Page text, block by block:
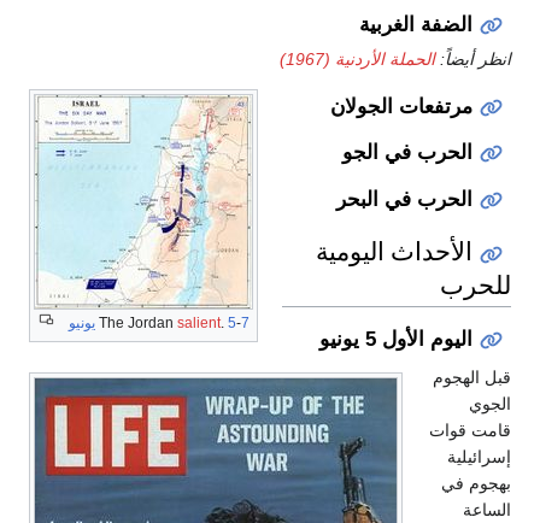
الضفة الغربية
انظر أيضاً:الحملة الأردنية (1967)
The Jordan salient. 5-7 يونيو
مرتفعات الجولان
الحرب في الجو
الحرب في البحر
الأحداث اليومية
للحرب
اليوم الأول 5 يونيو
قبل الهجوم
الجوي
قامت قوات
إسرائيلية
بهجوم في
الساعة